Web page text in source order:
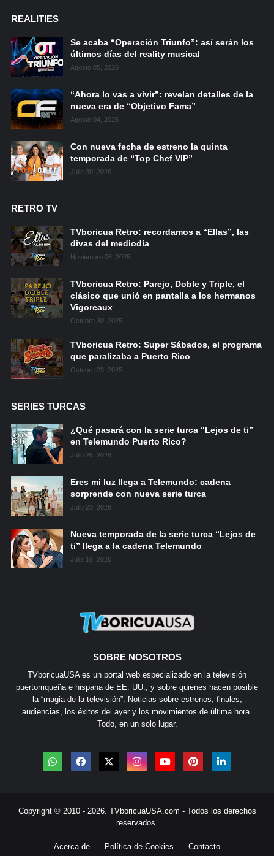
REALITIES
Se acaba “Operación Triunfo”: así serán los
últimos días del reality musical
Agosto 05, 2026
“Ahora lo vas a vivir”: revelan detalles de la
nueva era de “Objetivo Fama”
Agosto 04, 2026
Con nueva fecha de estreno la quinta
temporada de “Top Chef VIP”
Julio 30, 2026
RETRO TV
TVboricua Retro: recordamos a “Ellas”, las
divas del mediodía
Noviembre 06, 2025
TVboricua Retro: Parejo, Doble y Triple, el
clásico que unió en pantalla a los hermanos
Vigoreaux
Octubre 30, 2025
TVboricua Retro: Super Sábados, el programa
que paralizaba a Puerto Rico
Octubre 23, 2025
SERIES TURCAS
¿Qué pasará con la serie turca “Lejos de ti”
en Telemundo Puerto Rico?
Julio 26, 2026
Eres mi luz llega a Telemundo: cadena
sorprende con nueva serie turca
Julio 23, 2026
Nueva temporada de la serie turca “Lejos de
ti” llega a la cadena Telemundo
Julio 10, 2026
SOBRE NOSOTROS
TVboricuaUSA es un portal web especializado en la televisión
puertorriqueña e hispana de EE. UU., y sobre quienes hacen posible
la “magia de la televisión”. Noticias sobre estrenos, finales,
audiencias, los éxitos del ayer y los movimientos de última hora.
Todo, en un solo lugar.
Copyright © 2010 - 2026. TVboricuaUSA.com - Todos los derechos
reservados.
Acerca de Política de Cookies Contacto